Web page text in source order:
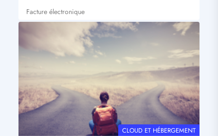
Tags
Facture électronique
THÉMATIQUE
CLOUD ET HÉBERGEMENT